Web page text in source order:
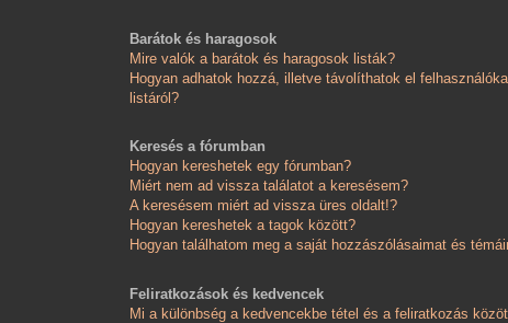
Barátok és haragosok
Mire valók a barátok és haragosok listák?
Hogyan adhatok hozzá, illetve távolíthatok el
listáról?
Keresés a fórumban
Hogyan kereshetek egy fórumban?
Miért nem ad vissza találatot a keresésem?
A keresésem miért ad vissza üres oldalt!?
Hogyan kereshetek a tagok között?
Hogyan találhatom meg a saját hozzászólásaimat és
Feliratkozások és kedvencek
Mi a különbség a kedvencekbe tétel és a feliratkozás